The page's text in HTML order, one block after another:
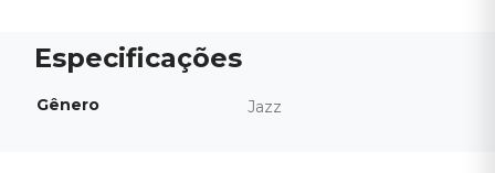
Gênero Jazz